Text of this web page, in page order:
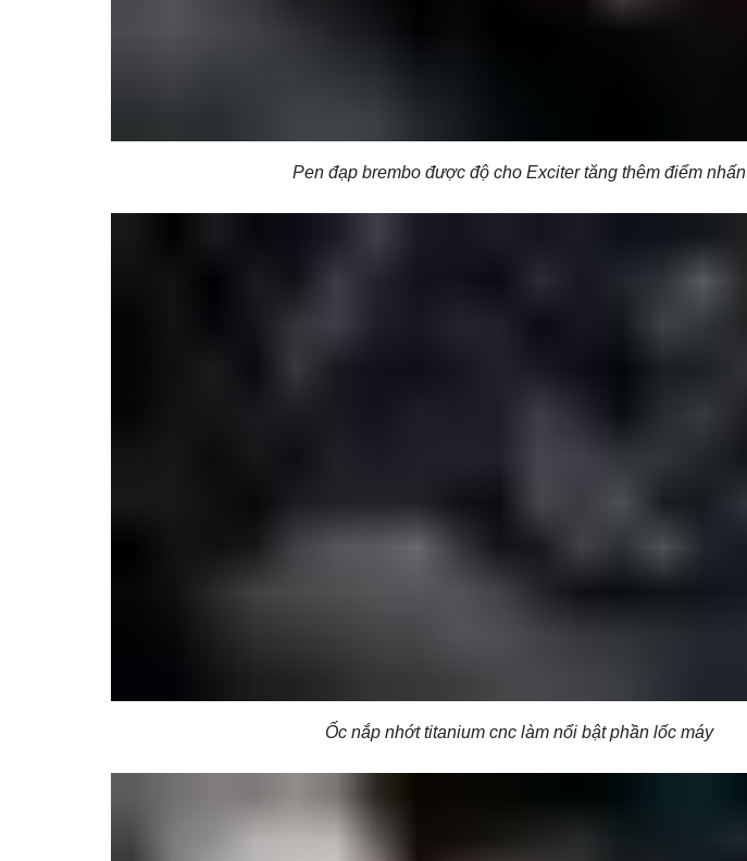
Pen đạp brembo được độ cho Exciter tăng thêm điểm nhấn
Ốc nắp nhớt titanium cnc làm nổi bật phần lốc máy